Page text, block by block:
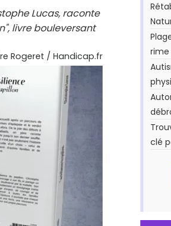
Lucas, raconte
livre bouleversant
Rogeret / Handicap.fr
clé